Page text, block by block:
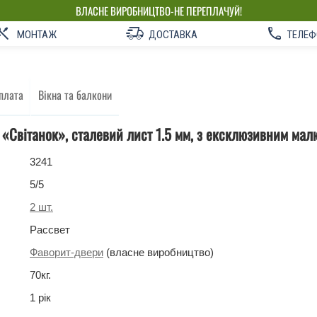
ВЛАСНЕ ВИРОБНИЦТВО-НЕ ПЕРЕПЛАЧУЙ!
МОНТАЖ ДОСТАВКА
Вікна та балкони
«Світанок», сталевий лист 1.5 мм, з ексклюзивним
3241
5/5
2 шт.
Рассвет
Фаворит-двери (власне виробництво)
70кг.
1 рік